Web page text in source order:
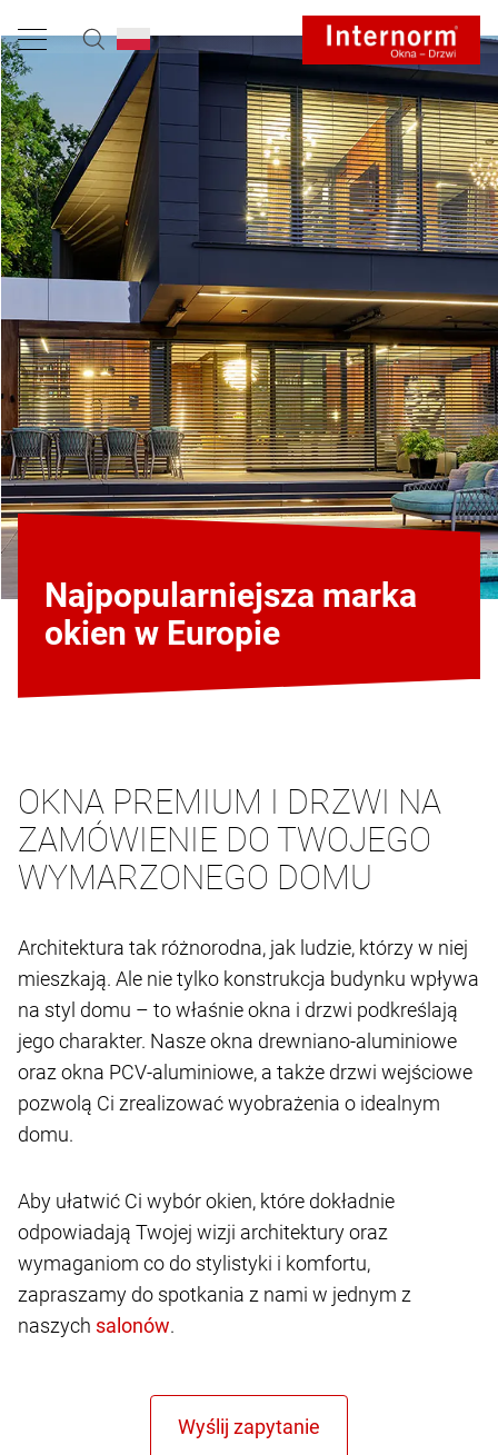
Najpopularniejsza marka
okien w Europie
OKNA PREMIUM I DRZWI NA
ZAMÓWIENIE DO TWOJEGO
WYMARZONEGO DOMU
Architektura tak różnorodna, jak ludzie, którzy w niej
mieszkają. Ale nie tylko konstrukcja budynku wpływa
na styl domu – to właśnie okna i drzwi podkreślają
jego charakter. Nasze okna drewniano-aluminiowe
oraz okna PCV-aluminiowe, a także drzwi wejściowe
pozwolą Ci zrealizować wyobrażenia o idealnym
domu.
Aby ułatwić Ci wybór okien, które dokładnie
odpowiadają Twojej wizji architektury oraz
wymaganiom co do stylistyki i komfortu,
zapraszamy do spotkania z nami w jednym z
naszych
.